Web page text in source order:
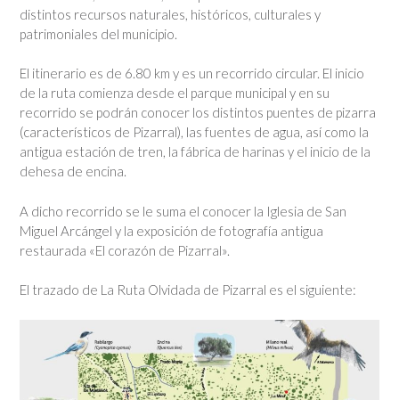
distintos recursos naturales, históricos, culturales y
patrimoniales del municipio.
El itinerario es de 6.80 km y es un recorrido circular. El inicio
de la ruta comienza desde el parque municipal y en su
recorrido se podrán conocer los distintos puentes de pizarra
(característicos de Pizarral), las fuentes de agua, así como la
antigua estación de tren, la fábrica de harinas y el inicio de la
dehesa de encina.
A dicho recorrido se le suma el conocer la Iglesia de San
Miguel Arcángel y la exposición de fotografía antigua
restaurada «El corazón de Pizarral».
El trazado de La Ruta Olvidada de Pizarral es el siguiente: